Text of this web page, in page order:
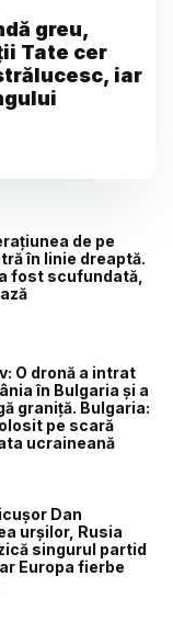
greu,
Tate cer
iar
de pe
în linie dreaptă.
fost scufundată,
O dronă a intrat
în Bulgaria și a
graniță. Bulgaria:
pe scară
ucraineană
Dan
urșilor, Rusia
singurul partid
Europa fierbe